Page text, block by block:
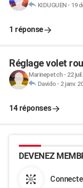
KIDUGUEN- 19
1 réponse
Réglage volet
Marinepetch- 22
Davido- 2 janv.
14 réponses
DEVENEZ